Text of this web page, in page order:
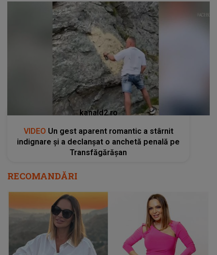
kanald2.ro
VIDEO Un gest aparent romantic a stârnit
indignare și a declanșat o anchetă penală pe
Transfăgărășan
RECOMANDĂRI